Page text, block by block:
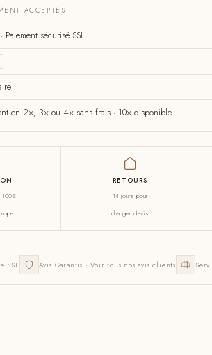
ACCEPTÉS
Paiement sécurisé SSL
en 2×, 3× ou 4× sans frais · 10× disponible
RETOURS
14 jours pour
changer d'avis
SSL Avis Garantis · Voir tous nos avis clients